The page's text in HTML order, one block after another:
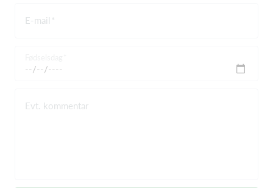
E-mail
Evt. kommentar